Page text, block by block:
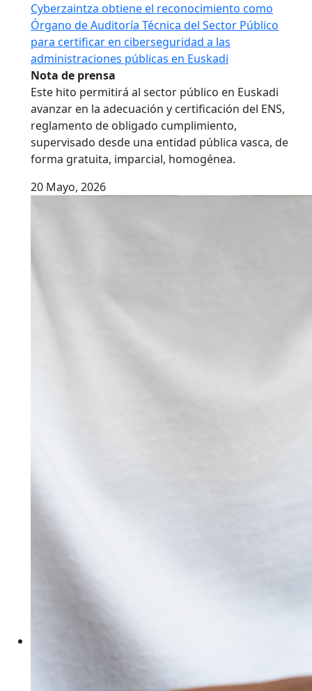
Cyberzaintza obtiene el reconocimiento como
Órgano de Auditoría Técnica del Sector Público
para certificar en ciberseguridad a las
administraciones públicas en Euskadi
Nota de prensa
Este hito permitirá al sector público en Euskadi
avanzar en la adecuación y certificación del ENS,
reglamento de obligado cumplimiento,
supervisado desde una entidad pública vasca, de
forma gratuita, imparcial, homogénea.
20 Mayo, 2026